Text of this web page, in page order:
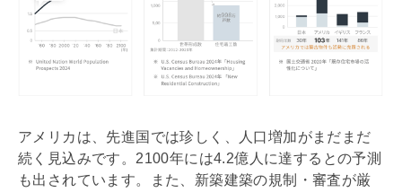
アメリカは、先進国では珍しく、人口増加がまだまだ
続く見込みです。2100年には4.2億人に達するとの予測
も出されています。また、新築建築の規制・審査が厳